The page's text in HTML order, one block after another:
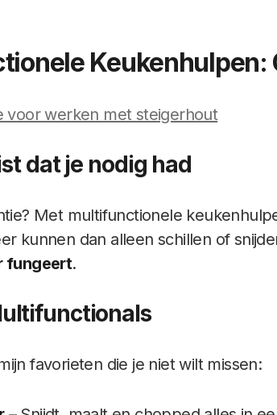
Keukenhulpen:
voor werken met steigerhout
dat je nodig had
Met multifunctionele
kunnen dan alleen schillen of
fungeert.
favorieten die je niet wilt missen: